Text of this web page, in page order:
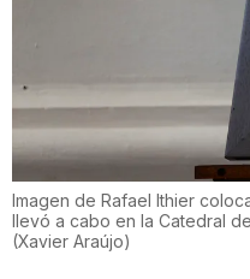
Imagen de Rafael Ithier
llevó a cabo en la Catedral
(Xavier Araújo)